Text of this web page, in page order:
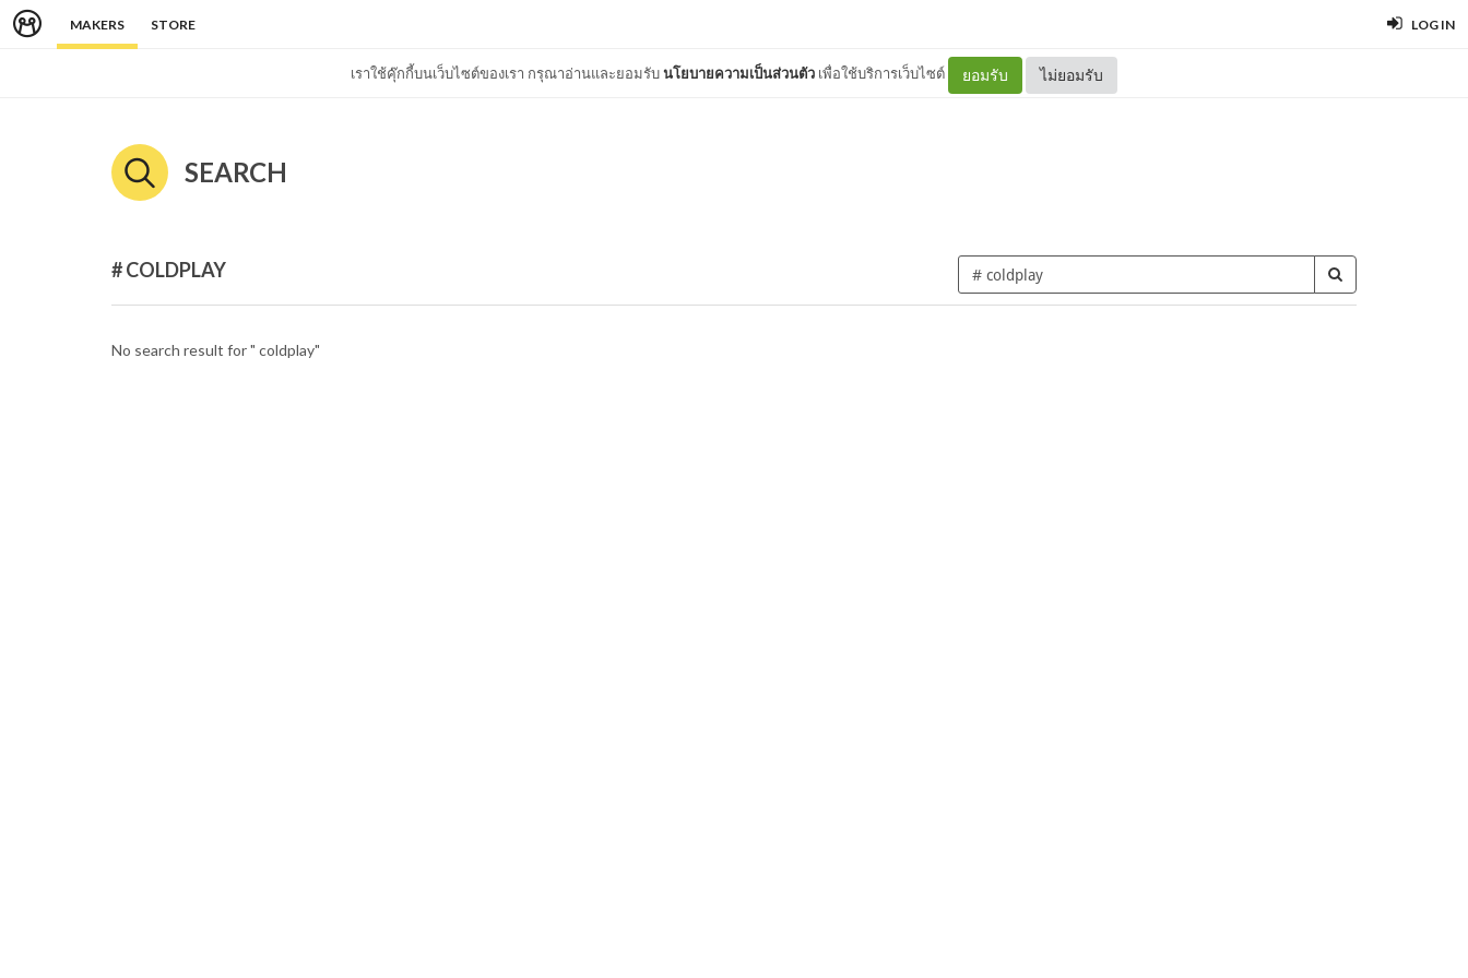
MAKERS STORE LOG IN
เราใช้คุ๊กกี้บนเว็บไซต์ของเรา กรุณาอ่านและยอมรับนโยบายความเป็นส่วนตัว เพื่อใช้บริการเว็บไซต์ ยอมรับ ไม่ยอมรับ
SEARCH
# COLDPLAY
No search result for " coldplay"